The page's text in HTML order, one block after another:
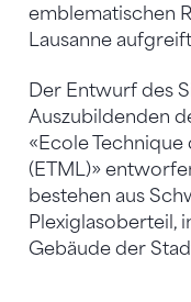
emblematischen
Lausanne
Der Entwurf des
Auszubildenden
«Ecole
(ETML)»
bestehen aus
Plexiglasoberteil,
Gebäude der